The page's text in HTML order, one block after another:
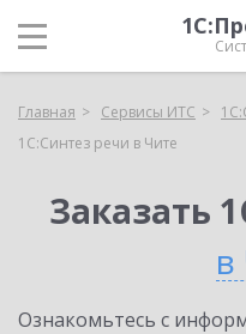
Главная Сервисы ИТС
1С:Синтез речи в Чите
Заказать
в
Ознакомьтесь с